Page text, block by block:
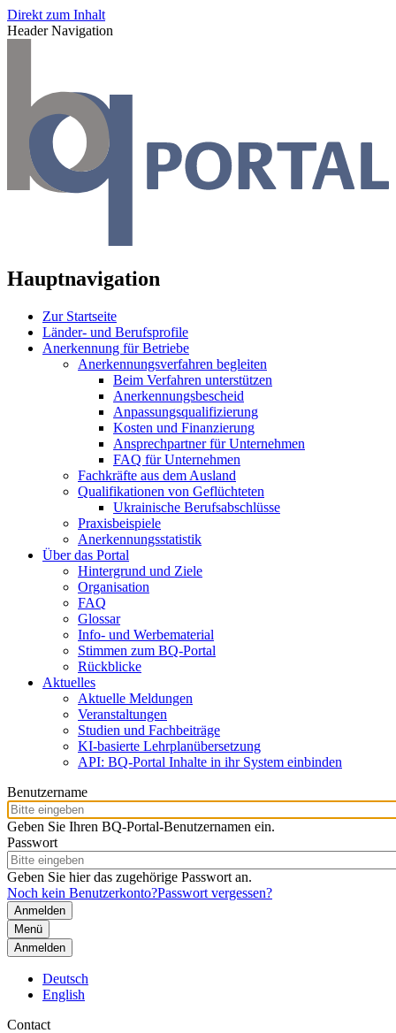
Direkt zum Inhalt
Header Navigation
Hauptnavigation
Zur Startseite
Länder- und Berufsprofile
Anerkennung für Betriebe
Anerkennungsverfahren begleiten
Beim Verfahren unterstützen
Anerkennungsbescheid
Anpassungsqualifizierung
Kosten und Finanzierung
Ansprechpartner für Unternehmen
FAQ für Unternehmen
Fachkräfte aus dem Ausland
Qualifikationen von Geflüchteten
Ukrainische Berufsabschlüsse
Praxisbeispiele
Anerkennungsstatistik
Über das Portal
Hintergrund und Ziele
Organisation
FAQ
Glossar
Info- und Werbematerial
Stimmen zum BQ-Portal
Rückblicke
Aktuelles
Aktuelle Meldungen
Veranstaltungen
Studien und Fachbeiträge
KI-basierte Lehrplanübersetzung
API: BQ-Portal Inhalte in ihr System einbinden
Benutzername
Geben Sie Ihren BQ-Portal-Benutzernamen ein.
Passwort
Geben Sie hier das zugehörige Passwort an.
Noch kein Benutzerkonto?Passwort vergessen?
Menü
Anmelden
Deutsch
English
Contact